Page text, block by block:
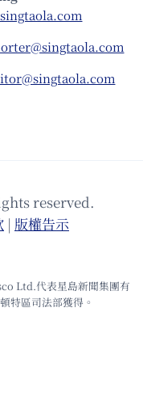
reserved.
| 版權告⽰
Ltd.代表星島新聞集團有
特區司法部獲得。